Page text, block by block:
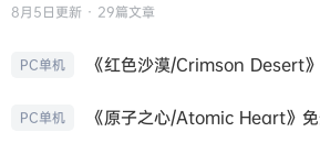
8月5日更新 · 29篇文章
PC单机 《红色沙漠/Crimson Desert
PC单机 《原子之心/Atomic Heart》